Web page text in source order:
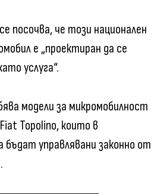
посочва, че този национален
е „проектиран да се
услуга“.
модели за микромобилност
Topolino, които в
управлявани законно от